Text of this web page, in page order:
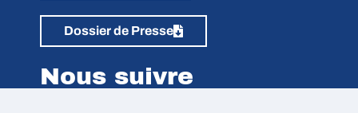
Dossier de Presse
Nous suivre